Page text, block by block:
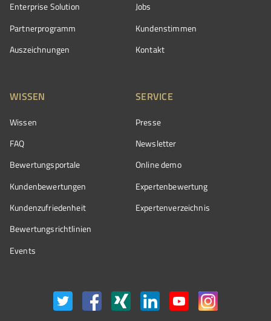
Enterprise Solution
Partnerprogramm
Auszeichnungen
Jobs
Kundenstimmen
Kontakt
WISSEN
Wissen
FAQ
Bewertungsportale
Kundenbewertungen
Kundenzufriedenheit
Bewertungs­richtlinien
Events
SERVICE
Presse
Newsletter
Online demo
Expertenbewertung
Expertenverzeichnis